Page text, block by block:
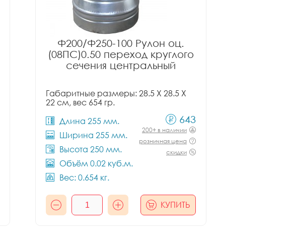
Ф200/Ф250-100 Рулон оц.
(08ПС)0.50 переход круглого
сечения центральный
Габаритные размеры: 28.5 X 28.5 X
22 см, вес 654 гр.
Длина 255 мм.
Ширина 255 мм.
Высота 250 мм.
Объём 0.02 куб.м.
Вес: 0.654 кг.
643
200+ в наличии
розничная цена
скидки
КУПИТЬ